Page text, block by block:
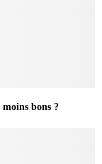
bons ?